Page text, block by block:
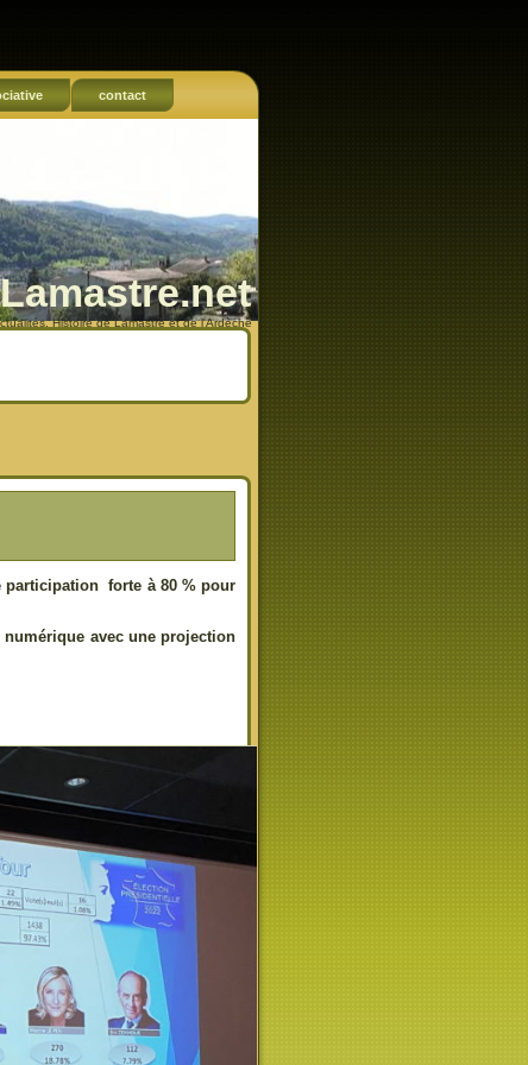
contact
Lamastre.net
Histoire de Lamastre et de l'Ardèche
participation forte à 80 % pour
avec une projection